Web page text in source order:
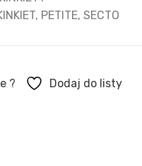
, PETITE, SECTO
? Dodaj do listy